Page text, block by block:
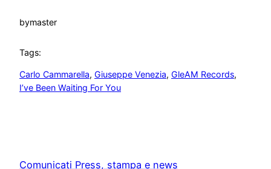
bymaster
Tags:
Carlo Cammarella, Giuseppe Venezia, GleAM Records
I’ve Been Waiting For You
Comunicati Press, stampa e news